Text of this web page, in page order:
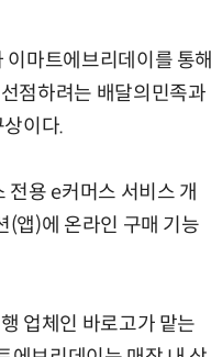
마트에브리데이를 통해
점하려는 배달의민족과
이다.
용 e커머스 서비스 개
(앱)에 온라인 구매 기능
업체인 바로고가 맡는